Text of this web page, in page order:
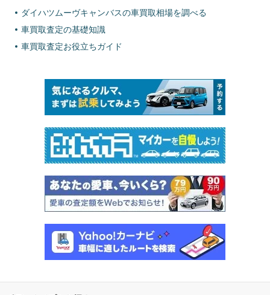
ダイハツムーヴキャンバスの車買取相場を調べる
車買取査定の基礎知識
車買取査定お役立ちガイド